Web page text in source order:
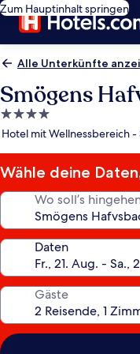
Zum Hauptinhalt springen
Alle Unterkünfte
Smögens
4.0-
Sterne-
Hotel mit Wellnessbereich
Wähle deine
Wo soll’s
Daten
Gäste